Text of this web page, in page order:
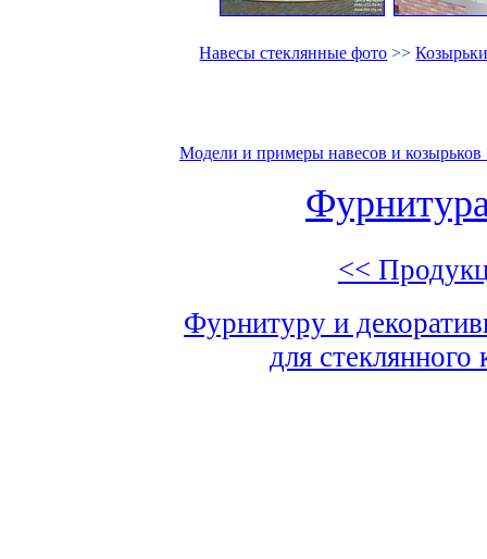
Навесы стеклянные фото >>
Модели и примеры навесов и козырьков
<<
Фурнитуру и
для